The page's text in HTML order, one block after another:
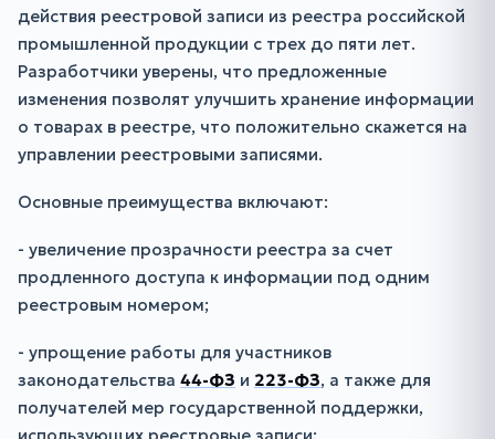
действия реестровой записи из реестра российской
промышленной продукции с трех до пяти лет.
Разработчики уверены, что предложенные
изменения позволят улучшить хранение информации
о товарах в реестре, что положительно скажется на
управлении реестровыми записями.
Основные преимущества включают:
- увеличение прозрачности реестра за счет
продленного доступа к информации под одним
реестровым номером;
- упрощение работы для участников
законодательства 44-ФЗ и 223-ФЗ, а также для
получателей мер государственной поддержки,